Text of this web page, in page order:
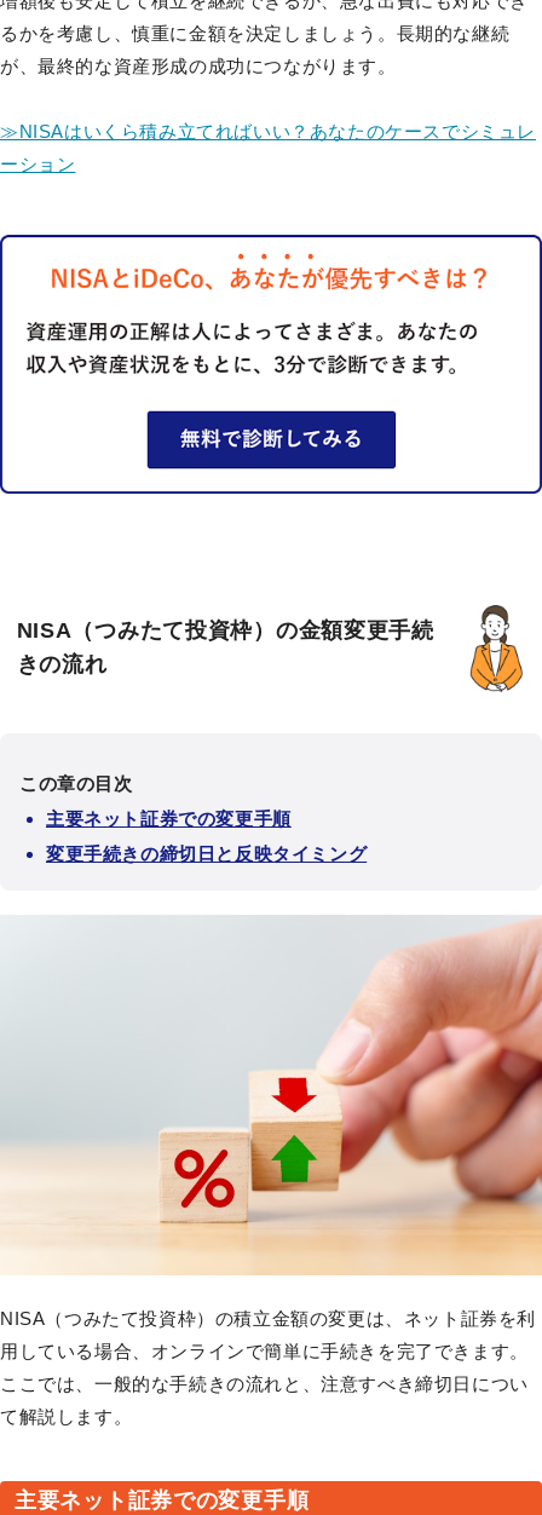
るかを考慮し、慎重に金額を決定しましょう。長期的な継続
が、最終的な資産形成の成功につながります。
≫NISAはいくら積み立てればいい？あなたのケースでシミュレ
ーション
NISA（つみたて投資枠）の金額変更手続
きの流れ
この章の目次
主要ネット証券での変更手順
変更手続きの締切日と反映タイミング
NISA（つみたて投資枠）の積立金額の変更は、ネット証券を利
用している場合、オンラインで簡単に手続きを完了できます。
ここでは、一般的な手続きの流れと、注意すべき締切日につい
て解説します。
主要ネット証券での変更手順